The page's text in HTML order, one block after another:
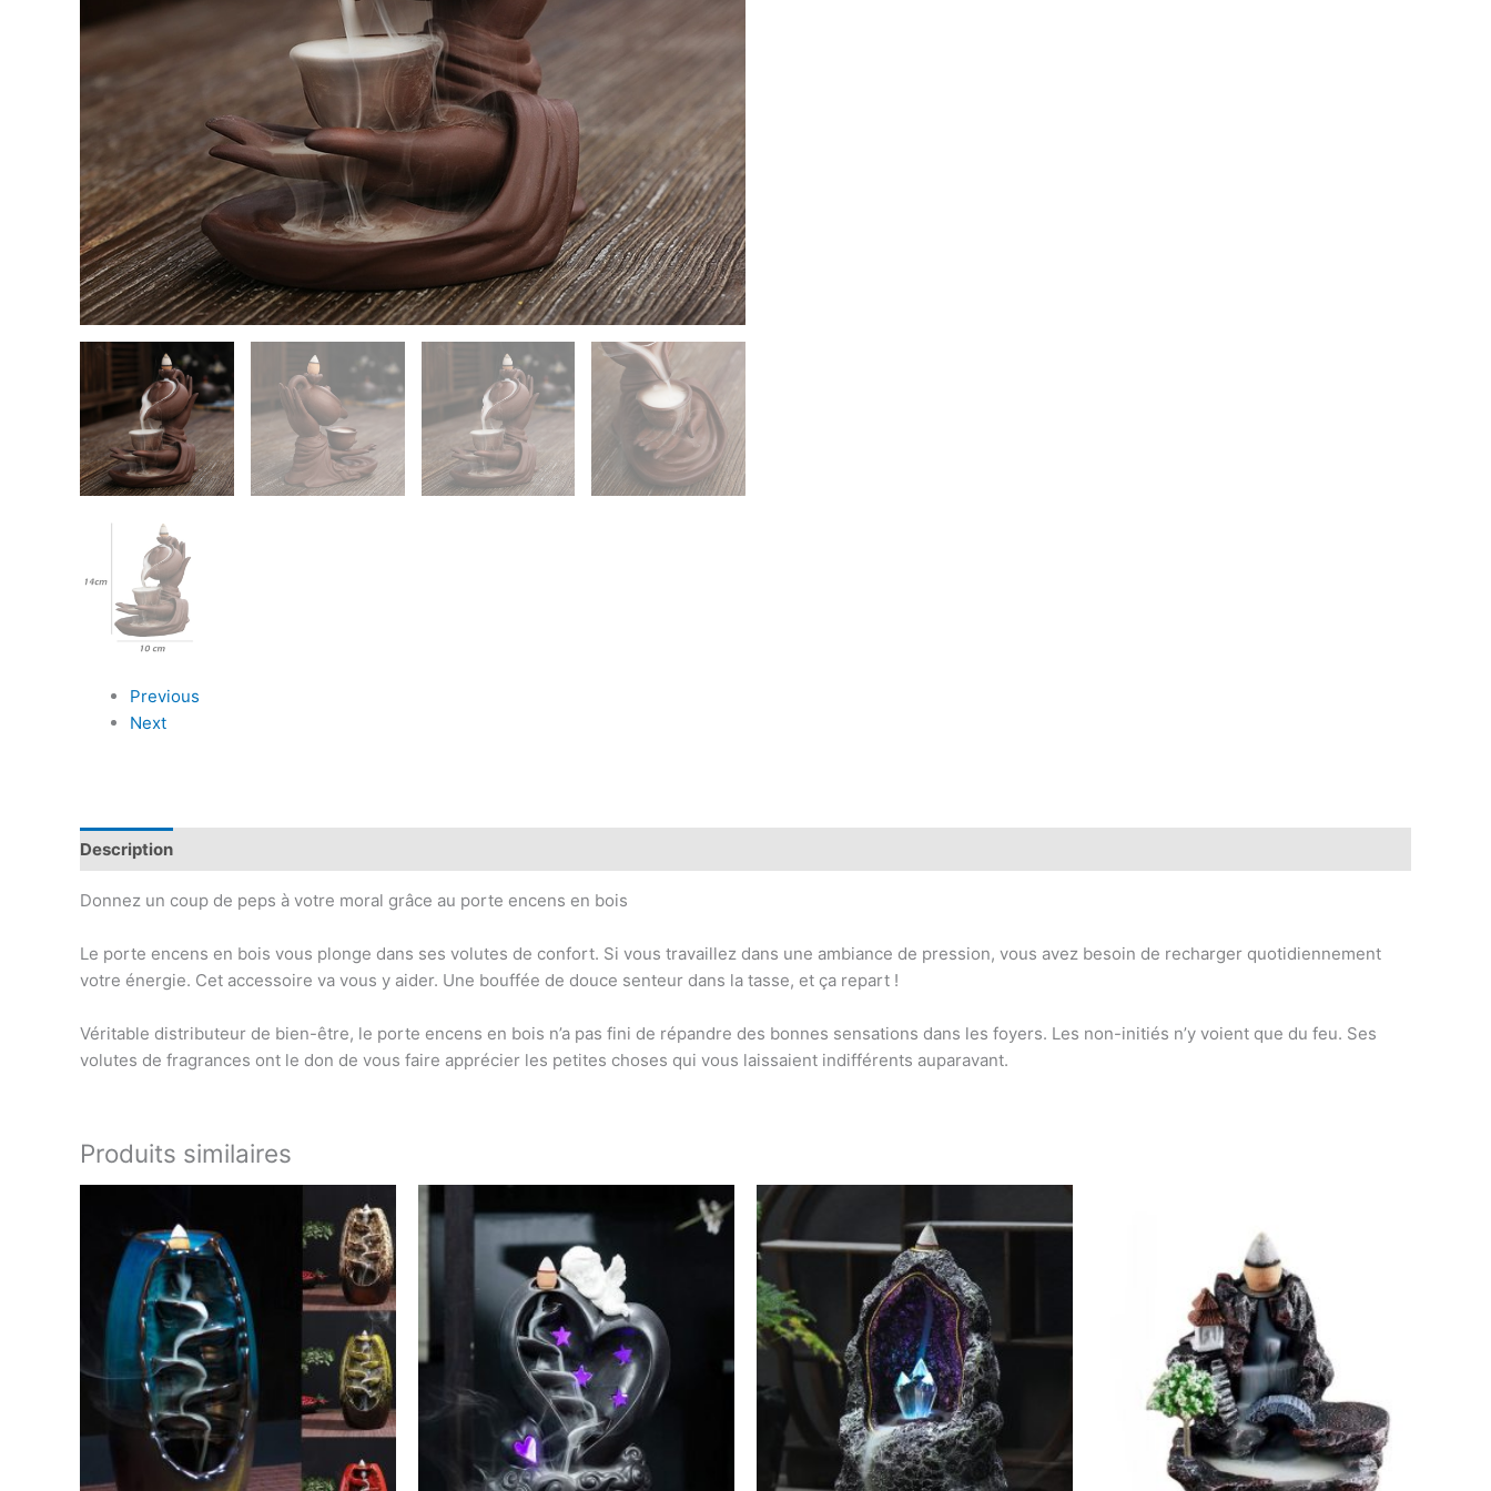
Previous
Next
Description
Donnez un coup de peps à votre moral grâce au porte encens en bois
Le porte encens en bois vous plonge dans ses volutes de confort. Si vous travaillez dans une ambiance de pression, vous avez besoin de recharger quotidiennement
votre énergie. Cet accessoire va vous y aider. Une bouffée de douce senteur dans la tasse, et ça repart !
Véritable distributeur de bien-être, le porte encens en bois n’a pas fini de répandre des bonnes sensations dans les foyers. Les non-initiés n’y voient que du feu. Ses
volutes de fragrances ont le don de vous faire apprécier les petites choses qui vous laissaient indifférents auparavant.
Produits similaires